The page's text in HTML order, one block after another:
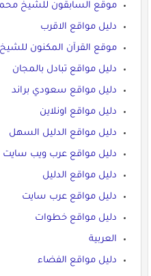
موقع السابقون للشيخ
دليل مواقع الاقرب
موقع القرآن المكنون
دليل مواقع تبادل بالمجان
دليل مواقع سعودي براند
دليل مواقع اونلاين
دليل مواقع الدليل السهل
دليل مواقع عرب ويب سايت
دليل مواقع الدليل
دليل مواقع عرب سايت
دليل مواقع خطوات
العربية
دليل مواقع الفضاء